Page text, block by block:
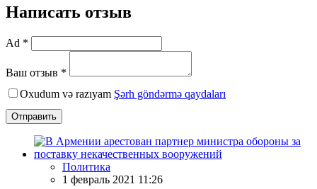
Написать отзыв
Ad *
Ваш отзыв *
Oxudum və razıyam Şərh göndərmə qaydaları
Отправить
Политика
1 февраль 2021 11:26